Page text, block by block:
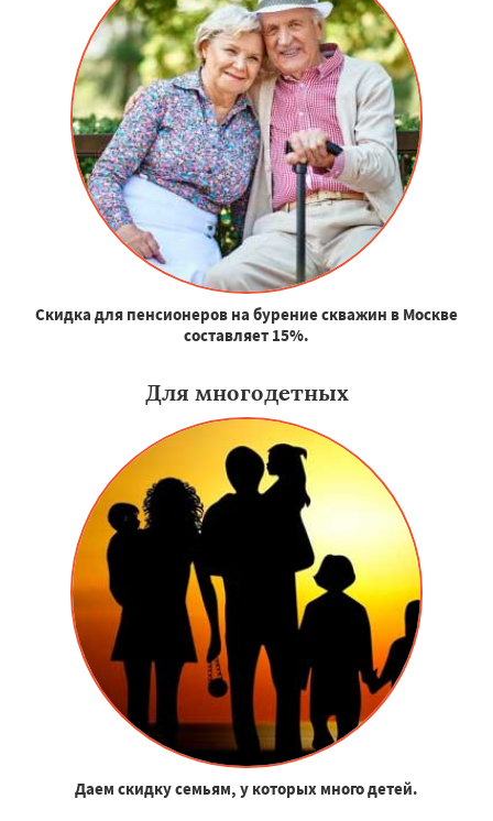
Скидка для пенсионеров на бурение скважин в Москве
составляет 15%.
Для многодетных
Даем скидку семьям, у которых много детей.